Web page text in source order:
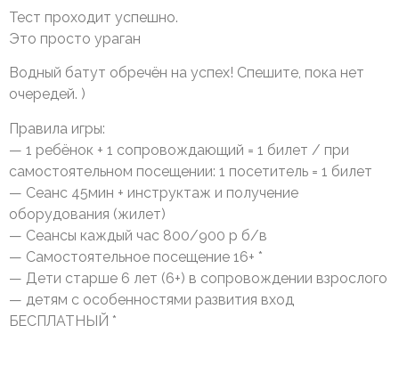
Тест проходит успешно.
Это просто ураган
Водный батут обречён на успех! Спешите, пока нет
очередей. )
Правила игры:
— 1 ребёнок + 1 сопровождающий = 1 билет / при
самостоятельном посещении: 1 посетитель = 1 билет
— Сеанс 45мин + инструктаж и получение
оборудования (жилет)
— Сеансы каждый час 800/900 р б/в
— Самостоятельное посещение 16+ *
— Дети старше 6 лет (6+) в сопровождении взрослого
— детям с особенностями развития вход
БЕСПЛАТНЫЙ *